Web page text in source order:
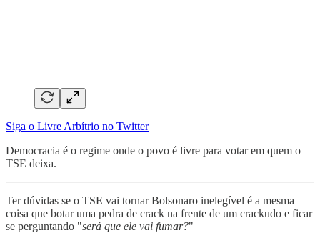
Siga o Livre Arbítrio no Twitter
Democracia é o regime onde o povo é livre para votar em quem o
TSE deixa.
Ter dúvidas se o TSE vai tornar Bolsonaro inelegível é a mesma
coisa que botar uma pedra de crack na frente de um crackudo e ficar
se perguntando "será que ele vai fumar?"